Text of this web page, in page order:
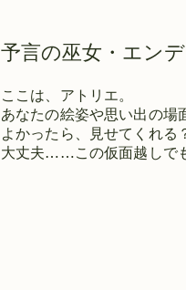
予言の巫女・ エン
ここは、アトリエ。
あなたの絵姿や思い出の場
よかったら、見せてくれる
大丈夫……この仮面越しで